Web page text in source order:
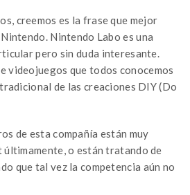
creemos es la frase que mejor
Nintendo Labo es una
pero sin duda interesante.
videojuegos que todos conocemos
de las creaciones DIY (Do
de esta compañía están muy
o están tratando de
que tal vez la competencia aún no